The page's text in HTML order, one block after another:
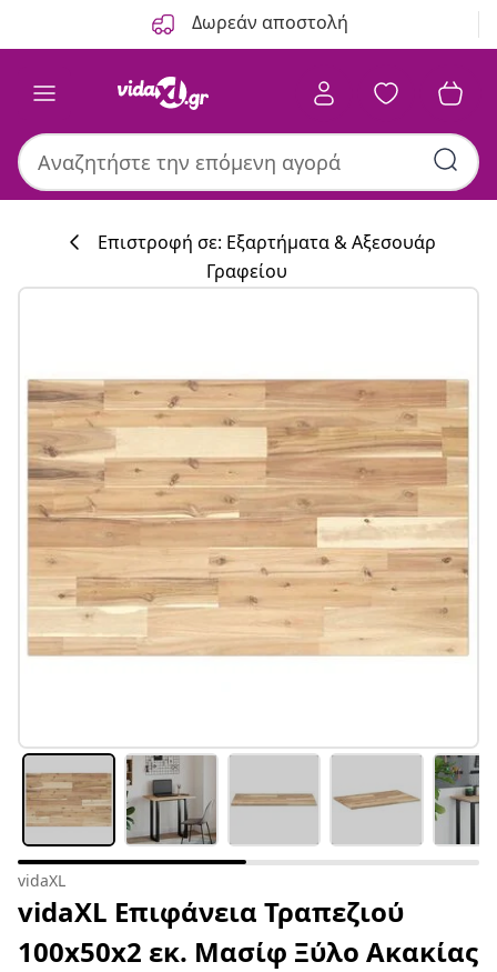
Δωρεάν αποστολή
#sharemevidaxl
Επιστροφή σε: Εξαρτήματα & Αξεσουάρ
Γραφείου
vidaXL
vidaXL Επιφάνεια Τραπεζιού
100x50x2 εκ. Μασίφ Ξύλο Ακακίας